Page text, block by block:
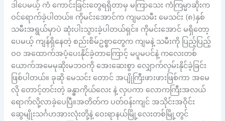
ဒါပေမယ့် ကံ ကောင်းခြင်းတွေရရှိတာမှ မကြာသေး ကံကြမ္မာဆိုးက
ဝင်ရောက်ခဲ့ပါတယ်။ ကိုမင်းအောင်က ကျမသမီး မေသင်း (၈)နှစ်
သမီးအရွယ်မှာပဲ ဆုံးပါးသွားခဲ့ပါတယ်ရှင်။ ကိုမင်းအောင် မရှိတော့
ပေမယ့် ကျန်ရှိနေတဲ့ စည်းစိမ်ဥစ္စာတွေက ကျမနဲ့ သမီးကို ပြည့်ပြည့်
ဝဝ အထောက်အပံ့ပေးနိုင်ခဲ့တာကြောင့် မပူမပင်နဲ့ ကလေးတစ်
ယောက်အမေမုဆိုးမဘဝကို အေးဆေးစွာ လျှောက်လှမ်းနိုင်ခဲ့ခြင်း
ဖြစ်ပါတယ်။ ခုဆို မေသင်း တောင် အပျိုကြီးဖားဖားဖြစ်ကာ အမေ
လို တောင့်တင်းတဲ့ ခန္ဓာကိုယ်လေး နဲ့ လှပကာ လောကကြီးအလယ်
ရောက်လို့လာခဲ့ပေပြီ။အတိတ်က ပတ်ဝန်းကျင် အသိုင်းအဝိုင်း
ဆွေမျိုးသင်္ဂဟအားလုံးတို့နဲ့ ဝေးရာနယ်မြို့လေးတစ်မြို့တွင်